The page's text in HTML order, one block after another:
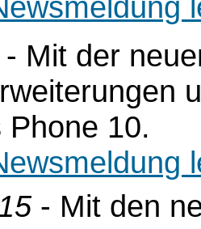
- Mit der
Phone 10.
- Mit den